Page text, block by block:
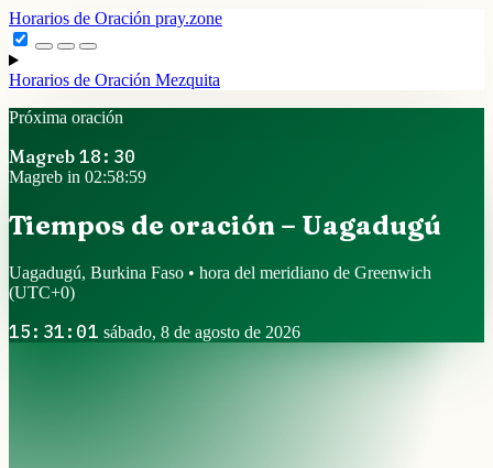
Horarios de Oración pray.zone
Horarios de Oración Mezquita
Próxima oración
Magreb 18:30
Magreb in 02:58:59
Tiempos de oración – Uagadugú
Uagadugú, Burkina Faso • hora del meridiano de Greenwich
(UTC+0)
15:31:01 sábado, 8 de agosto de 2026